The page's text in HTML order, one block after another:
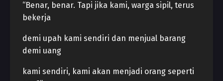
“Benar, benar. Tapi jika kami, warga sipil, terus
bekerja
demi upah kami sendiri dan menjual barang
demi uang
kami sendiri, kami akan menjadi orang seperti